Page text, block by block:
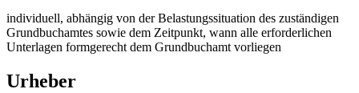
individuell, abhängig von der Belastungssituation des zuständigen
Grundbuchamtes sowie dem Zeitpunkt, wann alle erforderlichen
Unterlagen formgerecht dem Grundbuchamt vorliegen
Urheber